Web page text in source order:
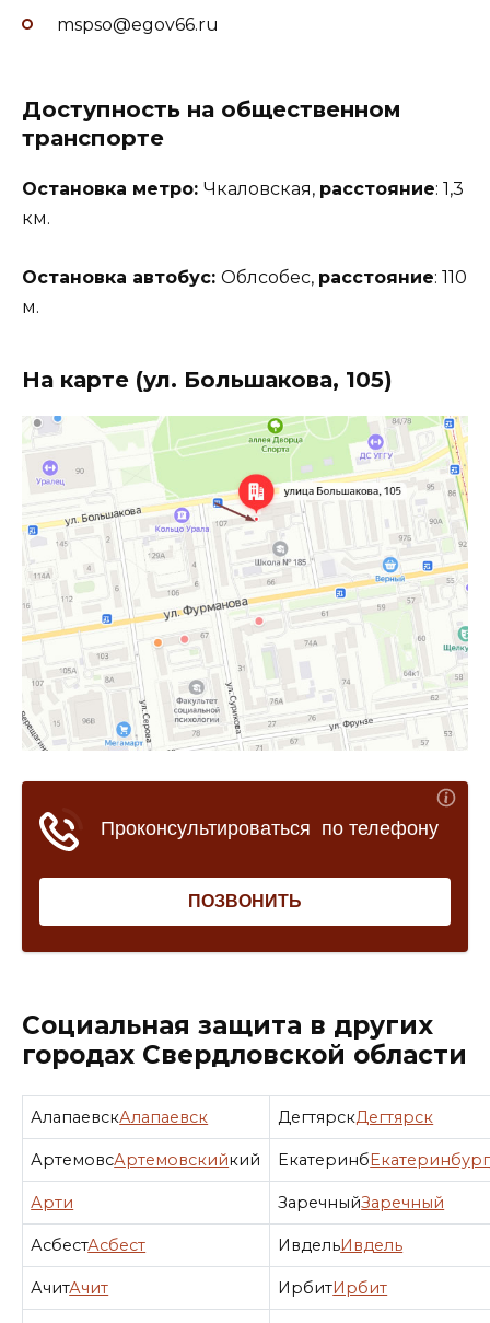
mspso@egov66.ru
Доступность на общественном
транспорте
Остановка метро: Чкаловская, расстояние: 1,3
км.
Остановка автобус: Облсобес, расстояние: 110
м.
На карте (ул. Большакова, 105)
Социальная защита в других
городах Свердловской области
АлапаевскАлапаевск ДегтярскДегтярск
АртемовсАртемовскийкий ЕкатеринбЕкатеринбург
Арти ЗаречныйЗаречный
АсбестАсбест ИвдельИвдель
АчитАчит ИрбитИрбит